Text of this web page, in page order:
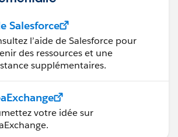
Salesforce
l’aide de Salesforce pour
des ressources et une
supplémentaires.
votre idée sur